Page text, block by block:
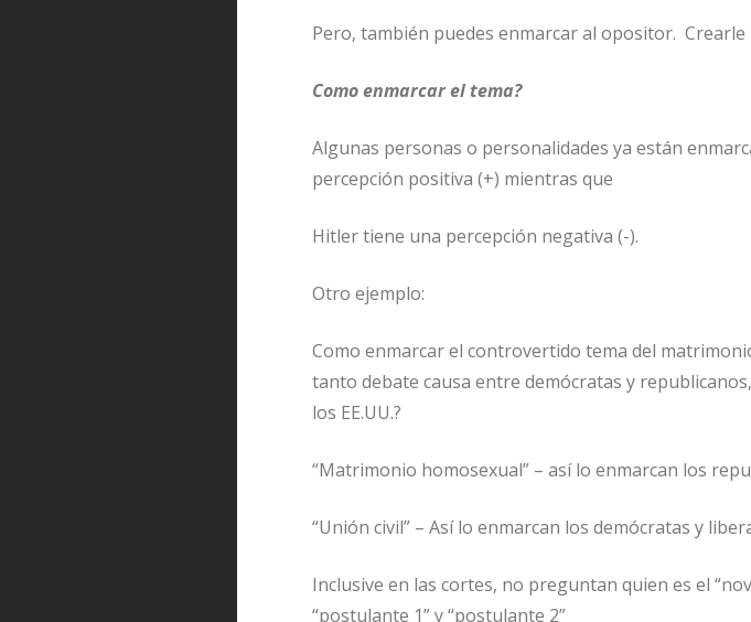
Pero, también puedes enmarcar al opositor.
Como enmarcar el tema?
Algunas personas o personalidades ya están
percepción positiva (+) mientras que
Hitler tiene una percepción negativa (-).
Otro ejemplo:
Como enmarcar el controvertido tema del
tanto debate causa entre demócratas y
los EE.UU.?
“Matrimonio homosexual” – así lo enmarcan los
“Unión civil” – Así lo enmarcan los demócratas y
Inclusive en las cortes, no preguntan quien es el
“postulante 1” y “postulante 2”